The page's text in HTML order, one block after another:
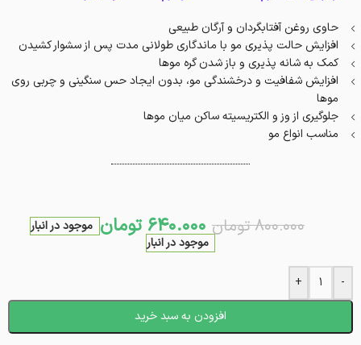
حاوی روغن آفتابگردان و آرگان طبیعی
افزایش حالت پذیری مو با ماندگاری طولانی مدت پس از سشوار کشیدن
کمک به شانه پذیری و باز شدن گره موها
افزایش شفافیت و درخشندگی مو، بدون ایجاد حس سنگینی و چربی روی
موها
جلوگیری از وز و الکتریسیته ساکن میان موها
مناسب انواع مو
800.000 تومان 640.000 تومان موجود در انبار
موجود در انبار
-
+
افزودن به سبد خرید